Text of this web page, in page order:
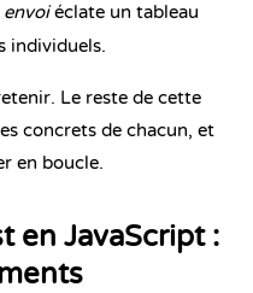
envoiéclate un tableau
individuels.
Le reste de cette
concrets de chacun, et
en boucle.
en JavaScript :